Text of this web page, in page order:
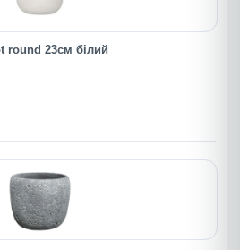
round 23cм бiлий